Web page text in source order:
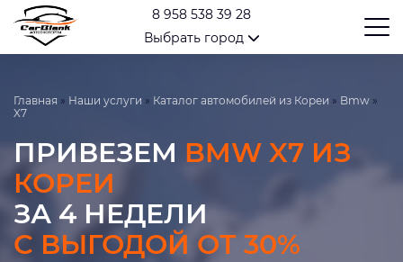
8 958 538 39 28
Выбрать город
Главная » Наши услуги » Каталог автомобилей из Кореи » Bmw »
X7
ПРИВЕЗЕМ BMW X7 ИЗ
КОРЕИ
ЗА 4 НЕДЕЛИ
С ВЫГОДОЙ ОТ 30%